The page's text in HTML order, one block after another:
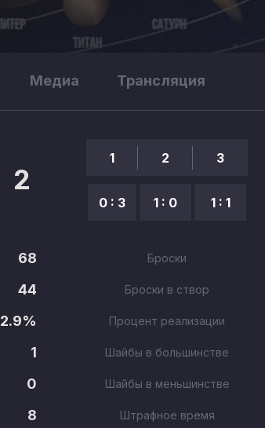
Медиа Трансляция
2
1
0 : 3
2
1 : 0
3
1 : 1
68 Броски
44
Броски в створ
2.9%
Процент реализации
1
Шайбы в большинстве
0
Шайбы в меньшинстве
8
Штрафное время